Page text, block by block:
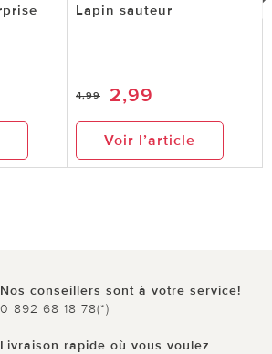
Lapin sauteur
4,99 2,99
Voir l’article
Nos conseillers sont à votre service!
0 892 68 18 78(*)
Livraison rapide où vous voulez